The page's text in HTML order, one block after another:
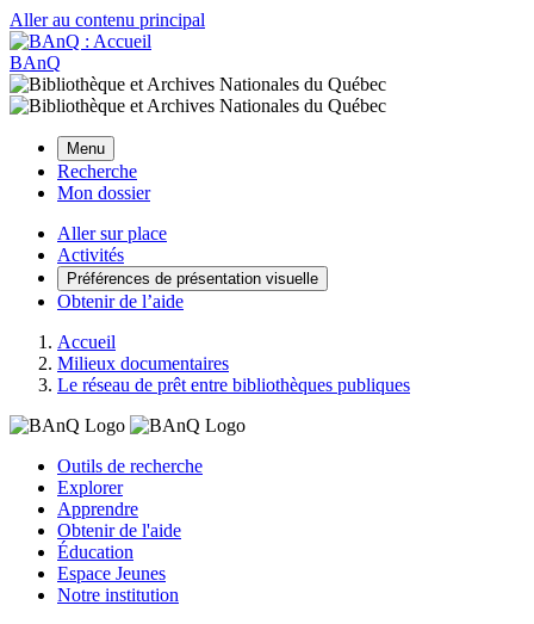
Aller au contenu principal
BAnQ
Menu
Recherche
Mon dossier
Aller sur place
Activités
Préférences de présentation visuelle
Obtenir de l’aide
Accueil
Milieux documentaires
Le réseau de prêt entre bibliothèques publiques
Outils de recherche
Explorer
Apprendre
Obtenir de l'aide
Éducation
Espace Jeunes
Notre institution